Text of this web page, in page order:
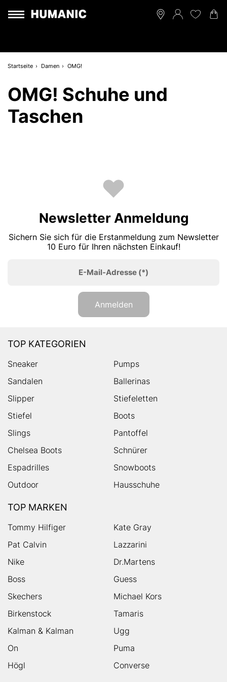
Startseite Damen OMG!
OMG! Schuhe und
Taschen
Newsletter Anmeldung
Sichern Sie sich für die Erstanmeldung zum Newsletter
10 Euro für Ihren nächsten Einkauf!
E-Mail-Adresse (*)
Anmelden
TOP KATEGORIEN
Sneaker
Pumps
Sandalen
Ballerinas
Slipper
Stiefeletten
Stiefel
Boots
Slings
Pantoffel
Chelsea Boots
Schnürer
Espadrilles
Snowboots
Outdoor
Hausschuhe
TOP MARKEN
Tommy Hilfiger
Kate Gray
Pat Calvin
Lazzarini
Nike
Dr.Martens
Boss
Guess
Skechers
Michael Kors
Birkenstock
Tamaris
Kalman & Kalman
Ugg
On
Puma
Högl
Converse